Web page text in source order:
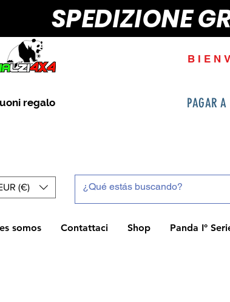
SPEDIZIONE
regalo PAGAR A
(€)
somos Contattaci Shop Panda I°